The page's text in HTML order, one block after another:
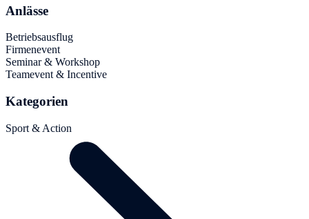
Anlässe
Betriebsausflug
Firmenevent
Seminar & Workshop
Teamevent & Incentive
Kategorien
Sport & Action